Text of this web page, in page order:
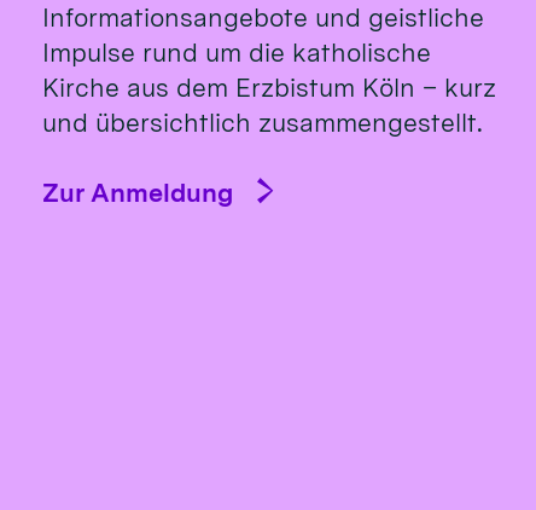
Informationsangebote und geistliche
Impulse rund um die katholische
Kirche aus dem Erzbistum Köln – kurz
und übersichtlich zusammengestellt.
Zur Anmeldung